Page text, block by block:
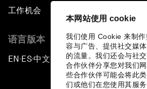
本网站使用 cookie
我们使用 Cookie 来制
容与广告、提供社交媒
的流量。我们还会与社
合作伙伴分享您对我们
些合作伙伴可能会将此
们或他们在您使用其服
工作机会
语言版本
EN ▪ ES▪中文▪ 日本語